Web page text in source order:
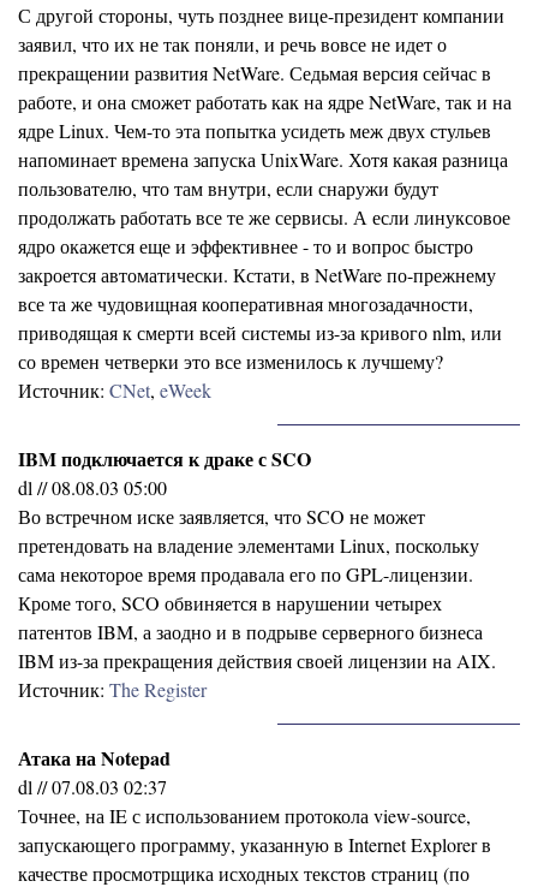
С другой стороны, чуть позднее вице-президент компании
заявил, что их не так поняли, и речь вовсе не идет о
прекращении развития NetWare. Седьмая версия сейчас в
работе, и она сможет работать как на ядре NetWare, так и на
ядре Linux. Чем-то эта попытка усидеть меж двух стульев
напоминает времена запуска UnixWare. Хотя какая разница
пользователю, что там внутри, если снаружи будут
продолжать работать все те же сервисы. А если линуксовое
ядро окажется еще и эффективнее - то и вопрос быстро
закроется автоматически. Кстати, в NetWare по-прежнему
все та же чудовищная кооперативная многозадачности,
приводящая к смерти всей системы из-за кривого nlm, или
со времен четверки это все изменилось к лучшему?
Источник: CNet, eWeek
IBM подключается к драке с SCO
dl // 08.08.03 05:00
Во встречном иске заявляется, что SCO не может
претендовать на владение элементами Linux, поскольку
сама некоторое время продавала его по GPL-лицензии.
Кроме того, SCO обвиняется в нарушении четырех
патентов IBM, а заодно и в подрыве серверного бизнеса
IBM из-за прекращения действия своей лицензии на AIX.
Источник: The Register
Атака на Notepad
dl // 07.08.03 02:37
Точнее, на IE с использованием протокола view-source,
запускающего программу, указанную в Internet Explorer в
качестве просмотрщика исходных текстов страниц (по